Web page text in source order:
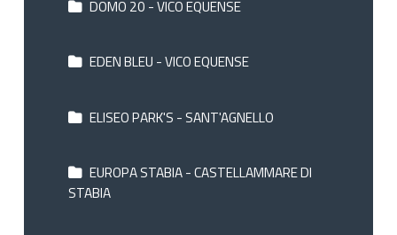
DOMO 20 - VICO EQUENSE
EDEN BLEU - VICO EQUENSE
ELISEO PARK'S - SANT'AGNELLO
EUROPA STABIA - CASTELLAMMARE DI
STABIA